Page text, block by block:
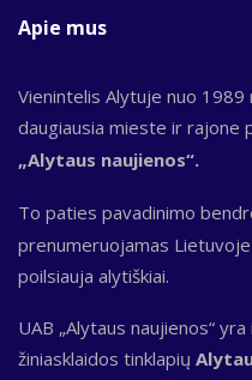
Apie mus
Vienintelis Alytuje nuo 1989
daugiausia mieste ir rajone
„Alytaus naujienos“.
To paties pavadinimo
prenumeruojamas
poilsiauja alytiškiai.
UAB „Alytaus naujienos“
žiniasklaidos tinklapių